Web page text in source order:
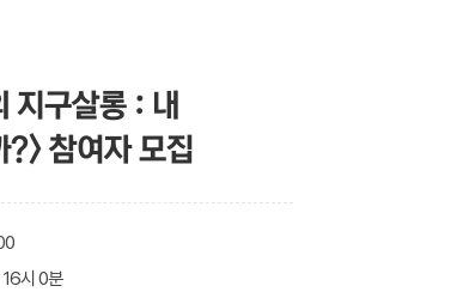
지구살롱 : 내
참여자 모집
시 0분